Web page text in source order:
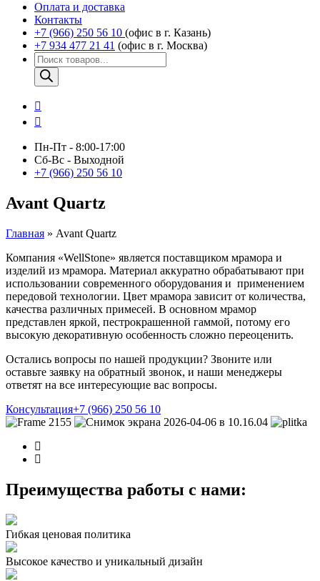
Оплата и доставка
Контакты
+7 (966) 250 56 10 (офис в г. Казань)
+7 934 477 21 41 (офис в г. Москва)
Поиск
товаров
Пн-Пт - 8:00-17:00
Сб-Вс - Выходной
+7 (966) 250 56 10
Avant Quartz
Главная » Avant Quartz
Компания «WellStone» является поставщиком мрамора и
изделий из мрамора. Материал аккуратно обрабатывают при
использовании современного оборудования и применением
передовой технологии. Цвет мрамора зависит от количества,
качества различных примесей. В основном мрамор
представлен яркой, пестрокрашенной гаммой, потому его
высокую декоративную особенность сложно переоценить.
Остались вопросы по нашей продукции? Звоните или
оставьте заявку на обратный звонок, и наши менеджеры
ответят на все интересующие вас вопросы.
Консультация+7 (966) 250 56 10
Преимущества работы с нами:
Гибкая ценовая политика
Высокое качество и уникальный дизайн